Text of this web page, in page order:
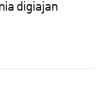
digiajan